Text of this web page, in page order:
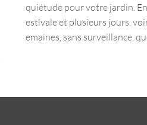
quiétude pour votre jardin.
estivale et plusieurs jours,
emaines, sans surveillance,